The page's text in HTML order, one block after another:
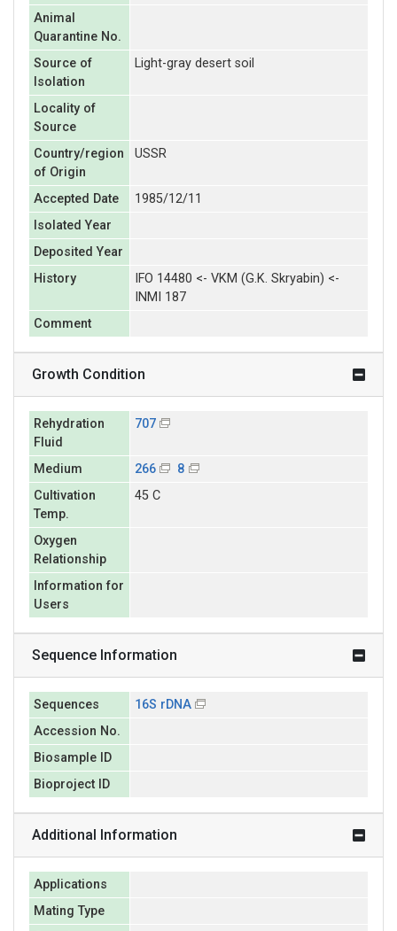
Animal
Quarantine No.
Source of
Isolation
Light-gray desert soil
Locality of
Source
Country/region
of Origin
USSR
Accepted Date
1985/12/11
Isolated Year
Deposited Year
History
IFO 14480 <- VKM (G.K. Skryabin) <-
INMI 187
Comment
Growth Condition
Rehydration
Fluid
707
Medium 266
8
Cultivation
Temp.
45 C
Oxygen
Relationship
Information for
Users
Sequence Information
Sequences
16S rDNA
Accession No.
Biosample ID
Bioproject ID
Additional Information
Applications
Mating Type